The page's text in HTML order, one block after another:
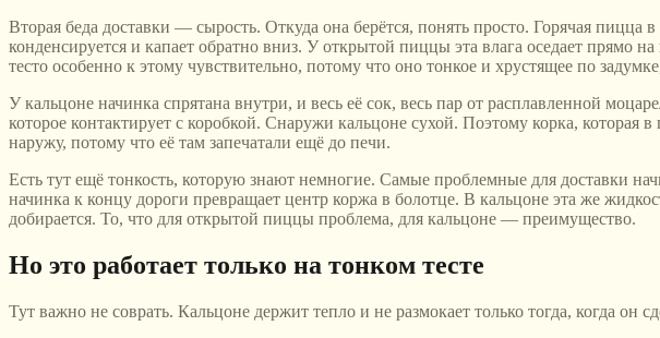
Вторая беда доставки — сырость. Откуда она берётся, понять просто. Горячая пицца
конденсируется и капает обратно вниз. У открытой пиццы эта влага оседает прямо
тесто особенно к этому чувствительно, потому что оно тонкое и хрустящее по
У кальцоне начинка спрятана внутри, и весь её сок, весь пар от расплавленной
которое контактирует с коробкой. Снаружи кальцоне сухой. Поэтому корка, которая
наружу, потому что её там запечатали ещё до печи.
Есть тут ещё тонкость, которую знают немногие. Самые проблемные для доставки
начинка к концу дороги превращает центр коржа в болотце. В кальцоне эта же
добирается. То, что для открытой пиццы проблема, для кальцоне — преимущество.
Но это работает только на тонком тесте
Тут важно не соврать. Кальцоне держит тепло и не размокает только тогда, когда он